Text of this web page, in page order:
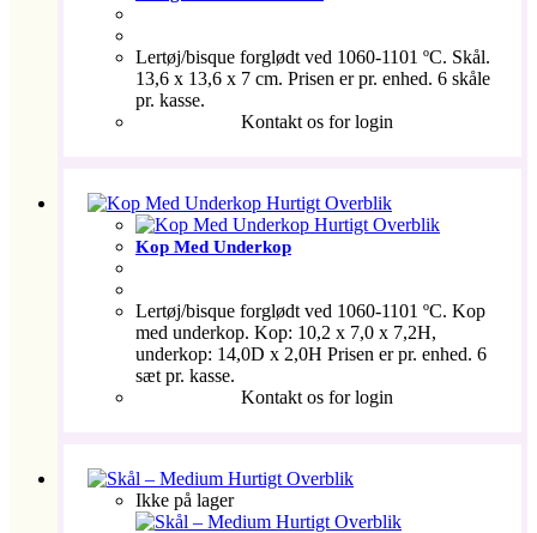
Lertøj/bisque forglødt ved 1060-1101 ºC. Skål.
13,6 x 13,6 x 7 cm. Prisen er pr. enhed. 6 skåle
pr. kasse.
Kontakt os for login
Hurtigt Overblik
Hurtigt Overblik
Kop Med Underkop
Lertøj/bisque forglødt ved 1060-1101 ºC. Kop
med underkop. Kop: 10,2 x 7,0 x 7,2H,
underkop: 14,0D x 2,0H Prisen er pr. enhed. 6
sæt pr. kasse.
Kontakt os for login
Hurtigt Overblik
Ikke på lager
Hurtigt Overblik